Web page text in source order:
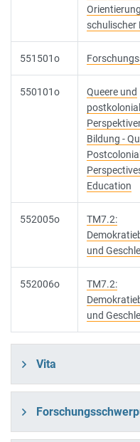
schulischer
551501o
550101o
Queere und
Bildung -
Postcolonial
Education
552005o
TM7.2:
und
552006o
TM7.2:
und
Vita